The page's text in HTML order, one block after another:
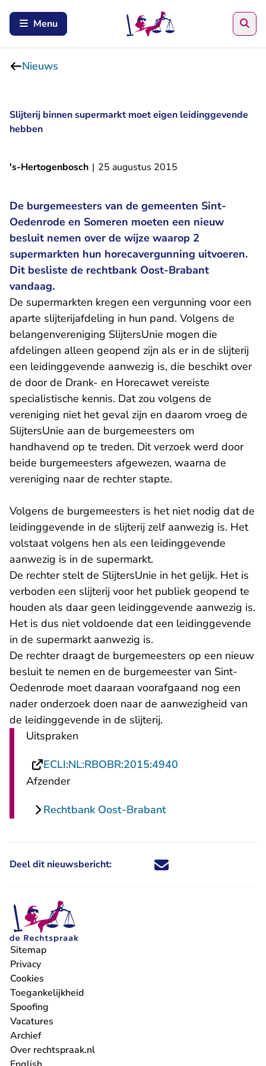
Menu
Nieuws
Slijterij binnen supermarkt moet eigen leidinggevende
hebben
's-Hertogenbosch | 25 augustus 2015
De burgemeesters van de gemeenten Sint-
Oedenrode en Someren moeten een nieuw
besluit nemen over de wijze waarop 2
supermarkten hun horecavergunning uitvoeren.
Dit besliste de rechtbank Oost-Brabant
vandaag.
De supermarkten kregen een vergunning voor een
aparte slijterijafdeling in hun pand. Volgens de
belangenvereniging SlijtersUnie mogen die
afdelingen alleen geopend zijn als er in de slijterij
een leidinggevende aanwezig is, die beschikt over
de door de Drank- en Horecawet vereiste
specialistische kennis. Dat zou volgens de
vereniging niet het geval zijn en daarom vroeg de
SlijtersUnie aan de burgemeesters om
handhavend op te treden. Dit verzoek werd door
beide burgemeesters afgewezen, waarna de
vereniging naar de rechter stapte.
Volgens de burgemeesters is het niet nodig dat de
leidinggevende in de slijterij zelf aanwezig is. Het
volstaat volgens hen als een leidinggevende
aanwezig is in de supermarkt.
De rechter stelt de SlijtersUnie in het gelijk. Het is
verboden een slijterij voor het publiek geopend te
houden als daar geen leidinggevende aanwezig is.
Het is dus niet voldoende dat een leidinggevende
in de supermarkt aanwezig is.
De rechter draagt de burgemeesters op een nieuw
besluit te nemen en de burgemeester van Sint-
Oedenrode moet daaraan voorafgaand nog een
nader onderzoek doen naar de aanwezigheid van
de leidinggevende in de slijterij.
Uitspraken
ECLI:NL:RBOBR:2015:4940
Afzender
Rechtbank Oost-Brabant
Deel dit nieuwsbericht: Deel dit nieuwsbericht via X -
Deel dit nieuwsbericht via
Deel dit nieuwsbericht
Deel dit
Sitemap
Privacy
Cookies
Toegankelijkheid
Spoofing
Vacatures
- U verlaat Rechtspraak.nl
Archief
Over rechtspraak.nl